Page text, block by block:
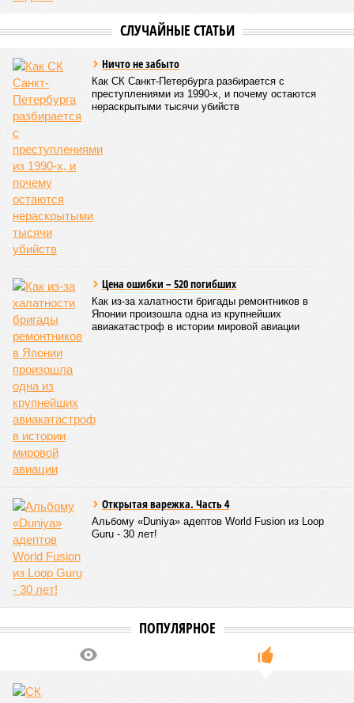
СЛУЧАЙНЫЕ СТАТЬИ
Ничто не забыто
Как СК Санкт-Петербурга разбирается с
преступлениями из 1990-х, и почему остаются
нераскрытыми тысячи убийств
Цена ошибки – 520 погибших
Как из-за халатности бригады ремонтников в
Японии произошла одна из крупнейших
авиакатастроф в истории мировой авиации
Открытая варежка. Часть 4
Альбому «Duniya» адептов World Fusion из Loop
Guru - 30 лет!
ПОПУЛЯРНОЕ